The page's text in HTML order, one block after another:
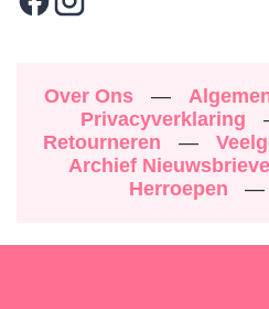
Over Ons —
Privacyverklaring
Retourneren
—
Archief
Herroepen
—